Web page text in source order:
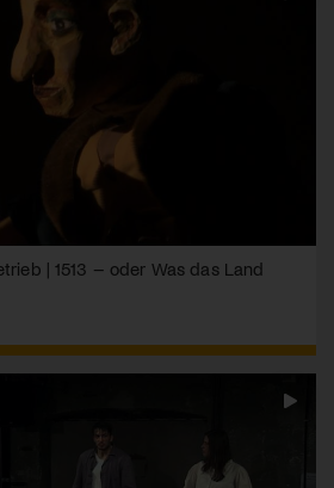
| 1513 – oder Was das Land